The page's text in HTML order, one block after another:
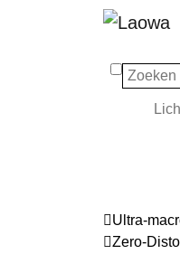
Zoeken
Ultra-
Zero-